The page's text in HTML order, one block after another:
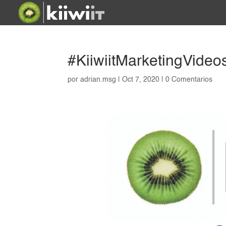
poradrian.msg |Oct 7, 2020 |0 Comentarios